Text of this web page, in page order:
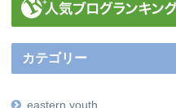
カテゴリー
eastern youth